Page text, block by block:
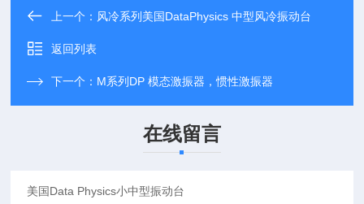
上一个： 风冷系列美国DataPhysics 中型风冷振动台
返回列表
下一个： M系列DP 模态激振器，惯性激振器
在线留言